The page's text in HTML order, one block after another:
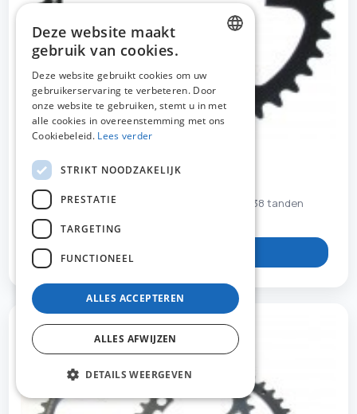
STR273576
Tandwiel Stronglight 110 mm 5 gaats 7075-T6 38 tanden
11/10 speed zwart
FRENCH
ENGLISH
Deze website maakt
gebruik van cookies.
Deze website gebruikt cookies om uw
gebruikerservaring te verbeteren. Door
onze website te gebruiken, stemt u in met
alle cookies in overeenstemming met ons
Cookiebeleid. Lees verder
STRIKT NOODZAKELIJK
PRESTATIE
TARGETING
FUNCTIONEEL
ALLES ACCEPTEREN
ALLES AFWIJZEN
DETAILS WEERGEVEN